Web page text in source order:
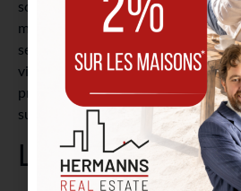
sombre, l’appartement est
moyenne 8h30 par jour, par
selon l’exposition du bien, s’il
vitrées, d’une vue dégagée, etc. ou
proche d’autres bâtiments, avec
superficie, etc.
Les plans